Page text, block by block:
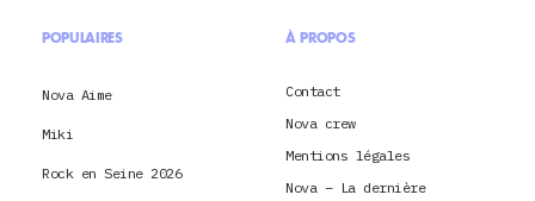
POPULAIRES
Nova Aime
Miki
Rock en Seine 2026
À PROPOS
Contact
Nova crew
Mentions légales
Nova – La dernière